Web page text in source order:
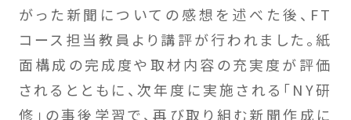
がった新聞についての感想を述べた後、FT
コース担当教員より講評が行われました。紙
面構成の完成度や取材内容の充実度が評価
されるとともに、次年度に実施される「NY研
修」の事後学習で、再び取り組む新聞作成に